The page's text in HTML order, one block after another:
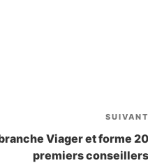
SUIVANT
Viager et forme 20
premiers conseillers